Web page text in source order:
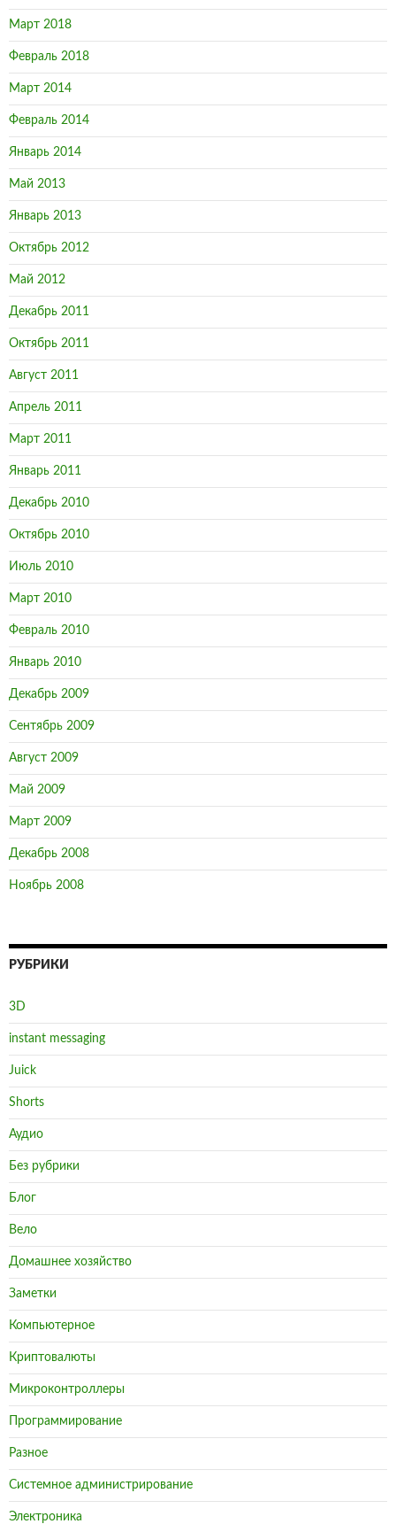
Март 2018
Февраль 2018
Март 2014
Февраль 2014
Январь 2014
Май 2013
Январь 2013
Октябрь 2012
Май 2012
Декабрь 2011
Октябрь 2011
Август 2011
Апрель 2011
Март 2011
Январь 2011
Декабрь 2010
Октябрь 2010
Июль 2010
Март 2010
Февраль 2010
Январь 2010
Декабрь 2009
Сентябрь 2009
Август 2009
Май 2009
Март 2009
Декабрь 2008
Ноябрь 2008
РУБРИКИ
3D
instant messaging
Juick
Shorts
Аудио
Без рубрики
Блог
Вело
Домашнее хозяйство
Заметки
Компьютерное
Криптовалюты
Микроконтроллеры
Программирование
Разное
Системное администрирование
Электроника